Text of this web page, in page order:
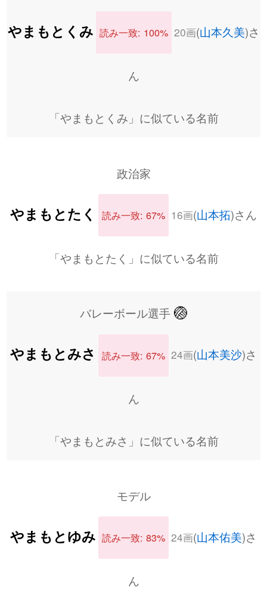
やまもとくみ 読み一致: 100% 20画(山本久美)さ
ん
「やまもとくみ」に似ている名前
政治家
やまもとたく 読み一致: 67% 16画(山本拓)さん
「やまもとたく」に似ている名前
バレーボール選手🏐
やまもとみさ 読み一致: 67% 24画(山本美沙)さ
ん
「やまもとみさ」に似ている名前
モデル
やまもとゆみ 読み一致: 83% 24画(山本佑美)さ
ん